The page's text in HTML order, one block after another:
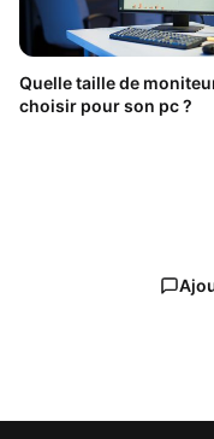
Quelle taille de
choisir pour son pc ?